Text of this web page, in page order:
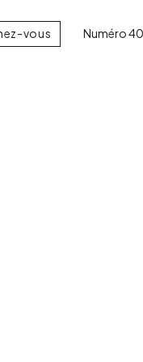
vous Numéro